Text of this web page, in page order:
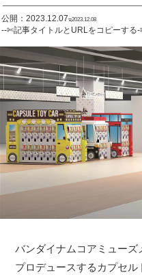
公開：2023.12.07ಇ2023.12.08
--✄記事タイトルとURLをコピーす
バンダイナムコアミューズ
プロデュースするカプセル